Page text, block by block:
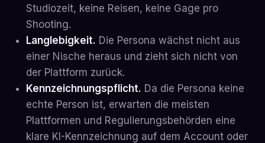
Studiozeit, keine Reisen, keine Gage pro
Shooting.
Langlebigkeit. Die Persona wächst nicht aus
einer Nische heraus und zieht sich nicht von
der Plattform zurück.
Kennzeichnungspflicht. Da die Persona keine
echte Person ist, erwarten die meisten
Plattformen und Regulierungsbehörden eine
klare KI-Kennzeichnung auf dem Account oder